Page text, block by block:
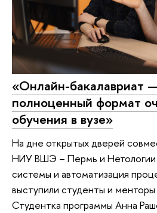
«Онлайн-бакалавриат
полноценный формат
обучения в вузе»
На дне открытых дверей
НИУ ВШЭ – Пермь и
системы и автоматизация
выступили студенты и
Студентка программы Анна